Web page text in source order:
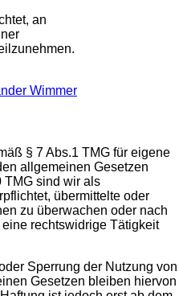
an
Wimmer
§ 7 Abs.1 TMG für eigene
allgemeinen Gesetzen
TMG sind wir als
übermittelte oder
zu überwachen oder nach
rechtswidrige Tätigkeit
Sperrung der Nutzung von
Gesetzen bleiben hiervon